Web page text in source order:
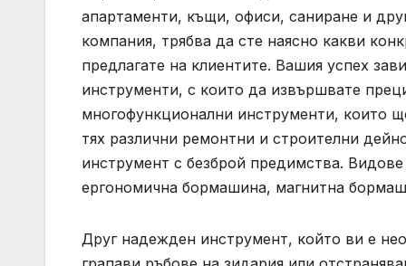
апартаменти, къщи, офиси, саниране и
компания, трябва да сте наясно какви
предлагате на клиентите. Вашия успех
инструменти, с които да извършвате
многофункционални инструменти, които
тях различни ремонтни и строителни
инструмент с безброй предимства.
ергономична бормашина, магнитна
Друг надежден инструмент, който ви е